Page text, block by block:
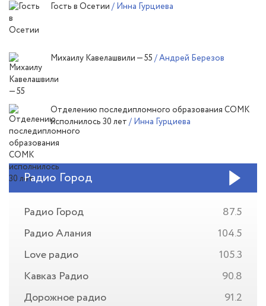
Гость в Осетии / Инна Гурциева
Михаилу Кавелашвили — 55 / Андрей Березов
Отделению последипломного образования СОМК
исполнилось 30 лет / Инна Гурциева
Радио Город
Радио Город
87.5
Радио Алания
104.5
Love радио
105.3
Кавказ Радио
90.8
Дорожное радио
91.2